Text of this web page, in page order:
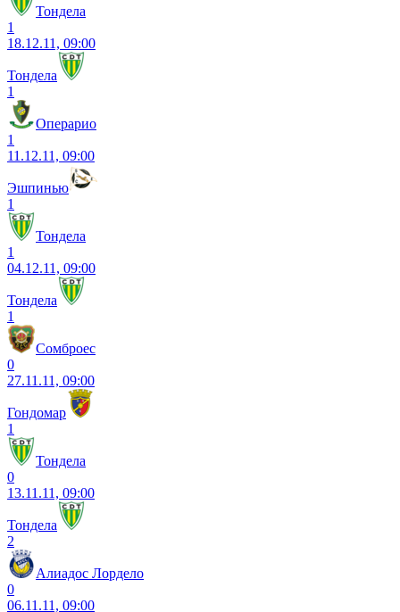
Тондела
1
18.12.11, 09:00
Тондела
1
Операрио
1
11.12.11, 09:00
Эшпинью
1
Тондела
1
04.12.11, 09:00
Тондела
1
Сомброес
0
27.11.11, 09:00
Гондомар
1
Тондела
0
13.11.11, 09:00
Тондела
2
Алиадос Лордело
0
06.11.11, 09:00